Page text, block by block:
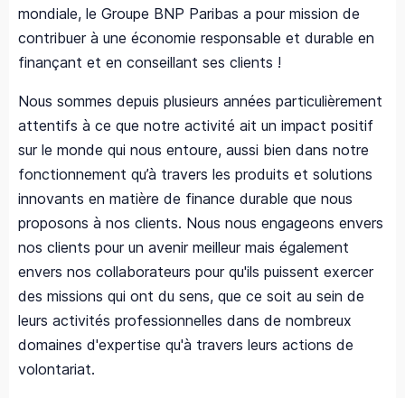
mondiale, le Groupe BNP Paribas a pour mission de
contribuer à une économie responsable et durable en
finançant et en conseillant ses clients !
Nous sommes depuis plusieurs années particulièrement
attentifs à ce que notre activité ait un impact positif
sur le monde qui nous entoure, aussi bien dans notre
fonctionnement qu’à travers les produits et solutions
innovants en matière de finance durable que nous
proposons à nos clients. Nous nous engageons envers
nos clients pour un avenir meilleur mais également
envers nos collaborateurs pour qu'ils puissent exercer
des missions qui ont du sens, que ce soit au sein de
leurs activités professionnelles dans de nombreux
domaines d'expertise qu'à travers leurs actions de
volontariat.